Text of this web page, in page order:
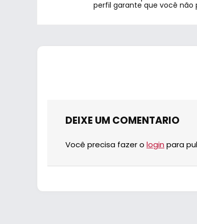
perfil garante que você
DEIXE UM COMENTARIO
Você precisa fazer o login para